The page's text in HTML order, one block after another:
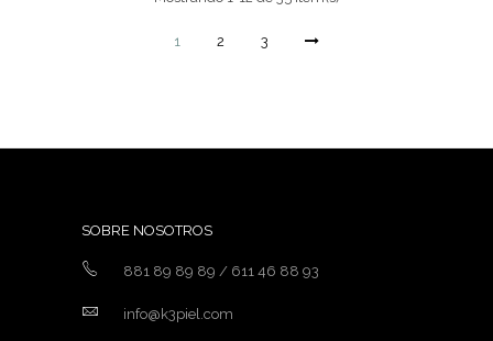
1 2 3
SOBRE NOSOTROS
881 89 89 89 / 611 46 88 93
info@k3piel.com